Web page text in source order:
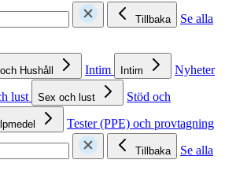
Tillbaka
Se alla
Hushåll Intim Intim
Nyheter
lust Sex och lust
Stöd och
Tester (PPE) och provtagning
Tillbaka
Se alla